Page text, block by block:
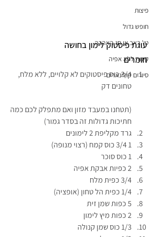
פיצות
חופש גדול
טו' באב או חג האהבה
קינוח ללא אפיה
סיורים קולינארים
עוגת פיסטוק לימון בחושה
חומרים
3/4 כוס פיסטוקים לא קלויים, ללא מלח,
טחונים דק
(תטחנו במעבד מזון ואם מתפלק לכם כמה
חתיכות גדולות זה בסדר גמור)
גרד מקליפת 2 לימונים
1 3/4 כוס קמח (רצוי מנופה)
1 כוס סוכר
2 כפיות אבקת אפיה
3/4 כפית מלח
1/4 כפית הל טחון (אופציה)
5 כפות שמן זית
2 כפות מיץ לימון
1/3 כוס שמן קנולה